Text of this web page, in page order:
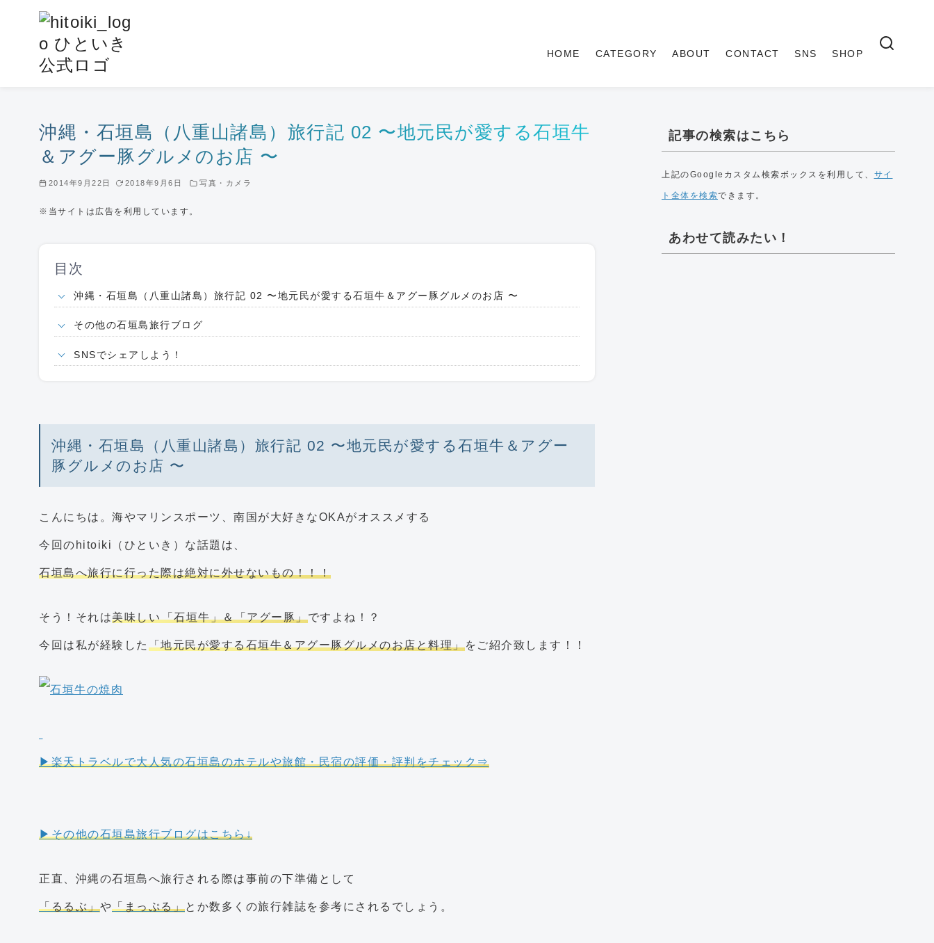
HOME CATEGORY ABOUT CONTACT SNS SHOP
沖縄・石垣島（八重山諸島）旅行記 02 〜地元民が愛する石垣牛
＆アグー豚グルメのお店 〜
2014年9月22日 2018年9月6日 写真・カメラ
※当サイトは広告を利用しています。
目次
沖縄・石垣島（八重山諸島）旅行記 02 〜地元民が愛する石垣牛＆アグー豚グルメのお店 〜
その他の石垣島旅行ブログ
SNSでシェアしよう！
沖縄・石垣島（八重山諸島）旅行記 02 〜地元民が愛する石垣牛＆アグー
豚グルメのお店 〜
こんにちは。海やマリンスポーツ、南国が大好きなOKAがオススメする
今回のhitoiki（ひといき）な話題は、
石垣島へ旅行に行った際は絶対に外せないもの！！！
そう！それは美味しい「石垣牛」＆「アグー豚」ですよね！？
今回は私が経験した 「地元民が愛する石垣牛＆アグー豚グルメのお店と料理」をご紹介致します！！
▶楽天トラベルで大人気の石垣島のホテルや旅館・民宿の評価・評判をチェック⇒
▶その他の石垣島旅行ブログはこちら↓
正直、沖縄の石垣島へ旅行される際は事前の下準備として
「るるぶ」や「まっぷる」とか数多くの旅行雑誌を参考にされるでしょう。
記事の検索はこちら
上記のGoogleカスタム検索ボックスを利用して、 サイ
ト全体を検索できます。
あわせて読みたい！